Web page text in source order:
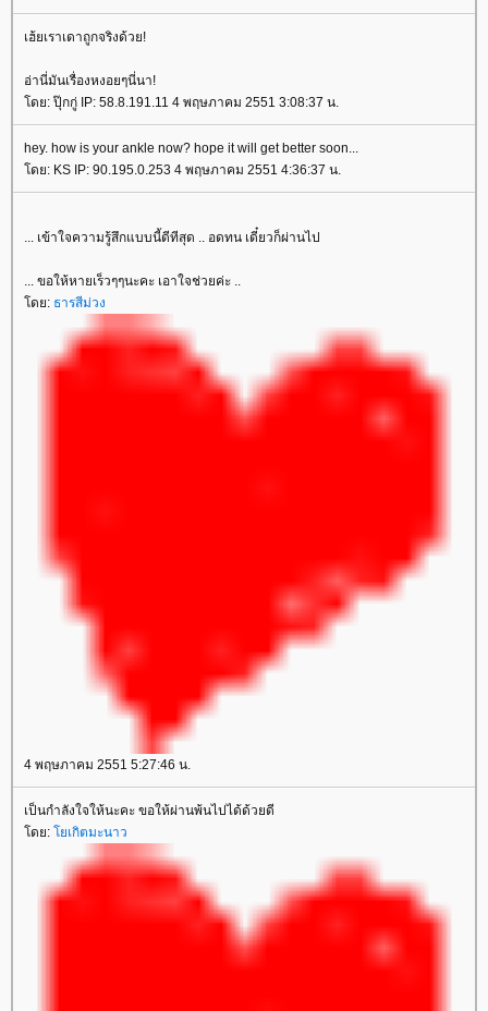
เฮ้ยเราเดาถูกจริงด้วย!
อ่านี่มันเรื่องหงอยๆนี่นา!
ดย: ปุ๊กกู่ IP: 58.8.191.11 4 พฤษภาคม 2551 3:08:37 น.
hey. how is your ankle now? hope it will get better soon...
ดย: KS IP: 90.195.0.253 4 พฤษภาคม 2551 4:36:37 น.
... เข้าใจความรู้สึกแบบนี้ดีทีสุด .. อดทน เดี๋ยวก็ผ่านไป
... ขอให้หายเร็วๆๆนะคะ เอาใจช่วยค่ะ ..
ดย: ธารสีม่วง
4 พฤษภาคม 2551 5:27:46 น.
เป็นกำลังใจให้นะคะ ขอให้ผ่านพ้นไปได้ด้วยดี
ดย: เกิตมะนาว